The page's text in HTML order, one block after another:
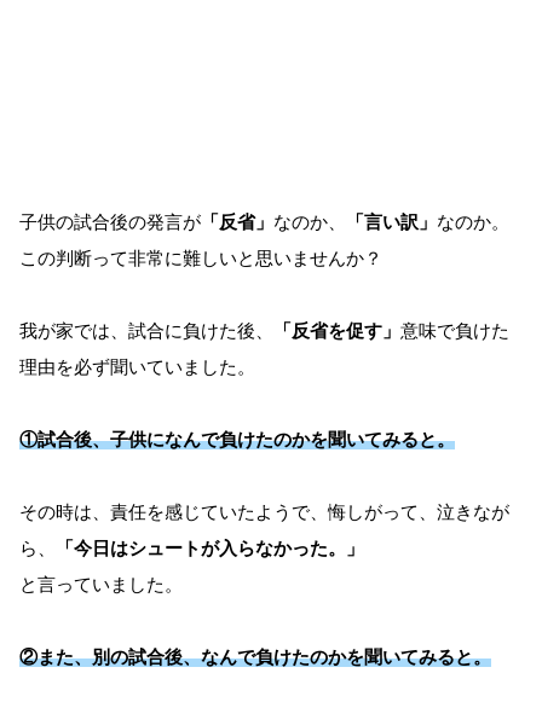
子供の試合後の発言が 「反省」 なのか、 「言い訳」 なのか。
この判断って非常に難しいと思いませんか？
我が家では、試合に負けた後、 「反省を促す」 意味で負けた
理由を必ず聞いていました。
①試合後、子供になんで負けたのかを聞いてみると。
その時は、責任を感じていたようで、悔しがって、泣きなが
ら、
「今日はシュートが入らなかった。」
と言っていました。
②また、別の試合後、なんで負けたのかを聞いてみると。